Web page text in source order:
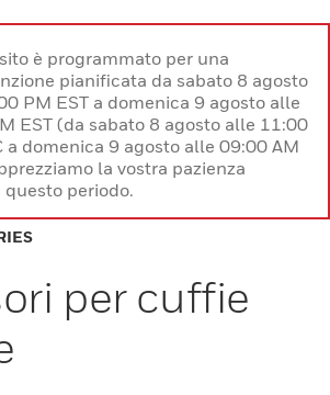
è programmato per una
pianificata da sabato 8 agosto
PM EST a domenica 9 agosto alle
EST (da sabato 8 agosto alle 11:00
a domenica 9 agosto alle 09:00 AM
la vostra pazienza
periodo.
per cuffie